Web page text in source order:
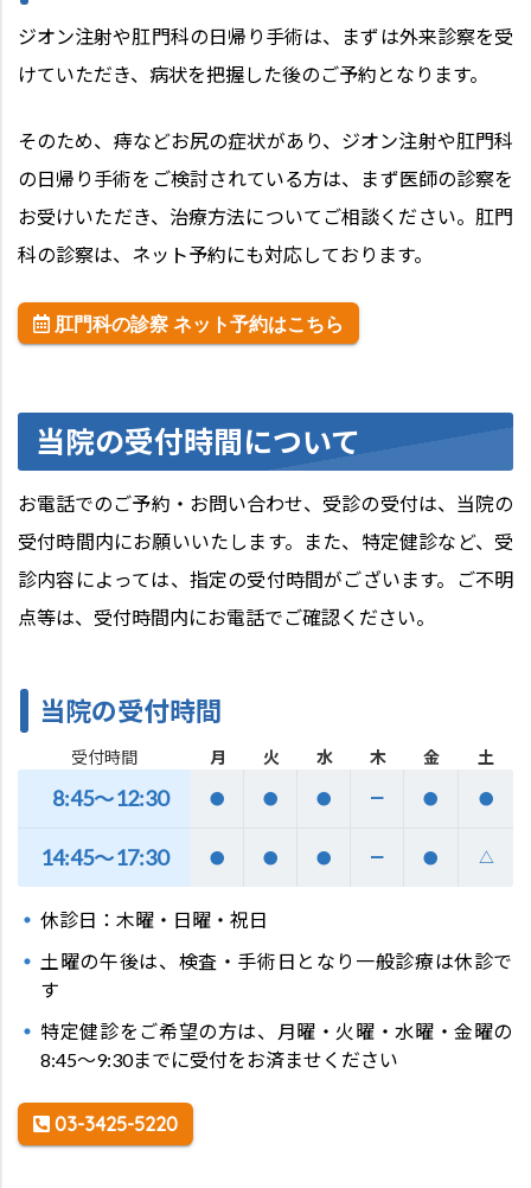
ジオン注射や肛門科の日帰り手術は、まずは外来診察を受
けていただき、病状を把握した後のご予約となります。
そのため、痔などお尻の症状があり、ジオン注射や肛門科
の日帰り手術をご検討されている方は、まず医師の診察を
お受けいただき、治療方法についてご相談ください。肛門
科の診察は、ネット予約にも対応しております。
肛門科の診察 ネット予約はこちら
当院の受付時間について
お電話でのご予約・お問い合わせ、受診の受付は、当院の
受付時間内にお願いいたします。また、特定健診など、受
診内容によっては、指定の受付時間がございます。ご不明
点等は、受付時間内にお電話でご確認ください。
当院の受付時間
受付時間 月 火 水 木 金 土
8:45～12:30 ● ● ● ー ● ●
14:45〜17:30 ● ● ● ー ● △
休診日：木曜・日曜・祝日
土曜の午後は、検査・手術日となり一般診療は休診で
す
特定健診をご希望の方は、月曜・火曜・水曜・金曜の
8:45～9:30までに受付をお済ませください
03-3425-5220